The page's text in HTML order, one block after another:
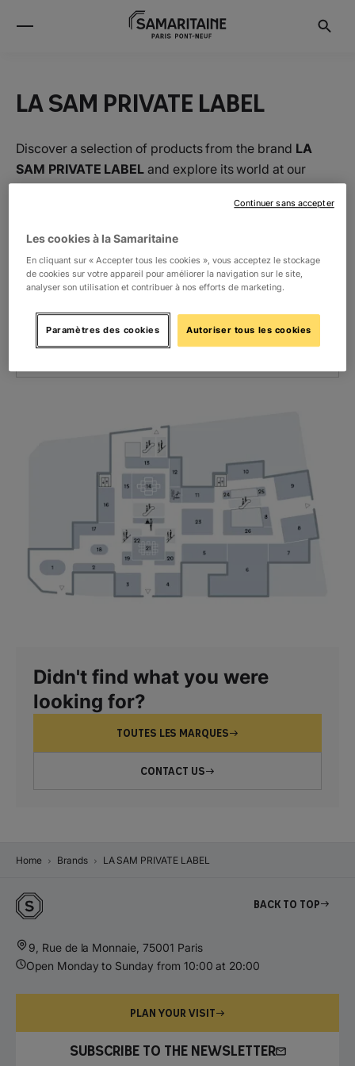
LA SAM PRIVATE LABEL
Discover a selection of products from the brand LA
SAM PRIVATE LABEL and explore its world at our
Parisian store, la Samaritaine.
Location
RDC La Boutique de Loulou
Didn't find what you were
looking for?
TOUTES LES MARQUES
CONTACT US
Home Brands LA SAM PRIVATE LABEL
Back to top
9, Rue de la Monnaie, 75001 Paris
Open Monday to Sunday from 10:00 at 20:00
PLAN YOUR VISIT
SUBSCRIBE TO THE NEWSLETTER
Les cookies à la Samaritaine
En cliquant sur « Accepter tous les cookies », vous acceptez le stockage
de cookies sur votre appareil pour améliorer la navigation sur le site,
analyser son utilisation et contribuer à nos efforts de marketing.
Paramètres des cookies Autoriser tous les cookies
Continuer sans accepter